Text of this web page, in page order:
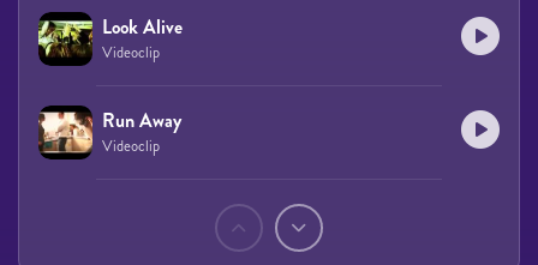
Look Alive
Videoclip
Run Away
Videoclip